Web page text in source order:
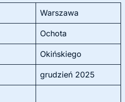
Warszawa
Ochota
Okińskiego
grudzień 2025